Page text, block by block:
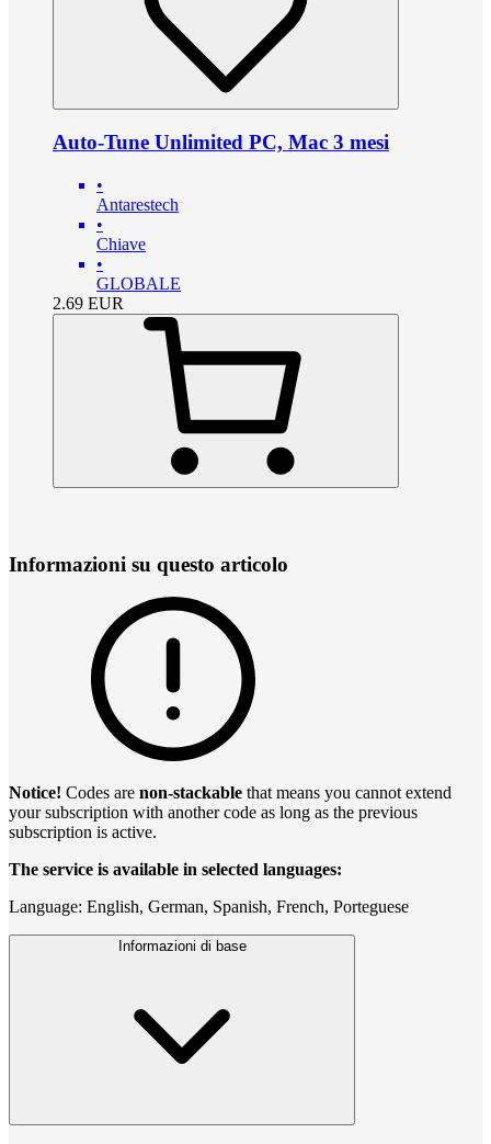
Auto-Tune Unlimited PC, Mac 3 mesi
•
Antarestech
•
Chiave
•
GLOBALE
2.69 EUR
Informazioni su questo articolo
Notice! Codes are non-stackable that means you cannot extend
your subscription with another code as long as the previous
subscription is active.
The service is available in selected languages:
Language: English, German, Spanish, French, Porteguese
Informazioni di base